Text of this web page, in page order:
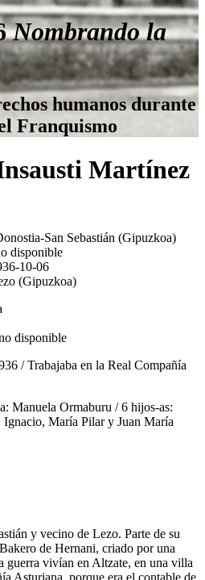
Nombrando la
humanos durante
Franquismo
Martínez
San Sebastián (Gipuzkoa)
disponible
10-06
(Gipuzkoa)
disponible
/ Trabajaba en la Real Compañía
Manuela Ormaburu / 6 hijos-as:
María Pilar y Juan María
y vecino de Lezo. Parte de su
de Hernani, criado por una
guerra vivían en Altzate, en una villa
Asturiana, porque era el contable de